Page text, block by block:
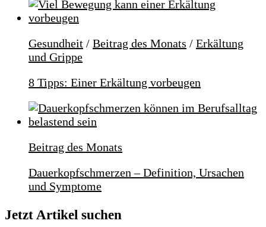
Gesundheit / Beitrag des Monats / Erkältung
und Grippe
8 Tipps: Einer Erkältung vorbeugen
Beitrag des Monats
Dauerkopfschmerzen – Definition, Ursachen
und Symptome
Jetzt Artikel suchen